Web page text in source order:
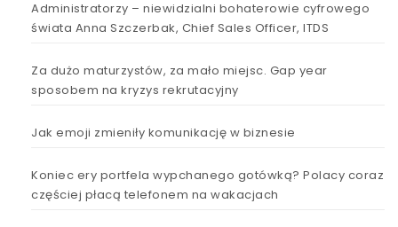
Administratorzy – niewidzialni bohaterowie cyfrowego
świata Anna Szczerbak, Chief Sales Officer, ITDS
Za dużo maturzystów, za mało miejsc. Gap year
sposobem na kryzys rekrutacyjny
Jak emoji zmieniły komunikację w biznesie
Koniec ery portfela wypchanego gotówką? Polacy coraz
częściej płacą telefonem na wakacjach